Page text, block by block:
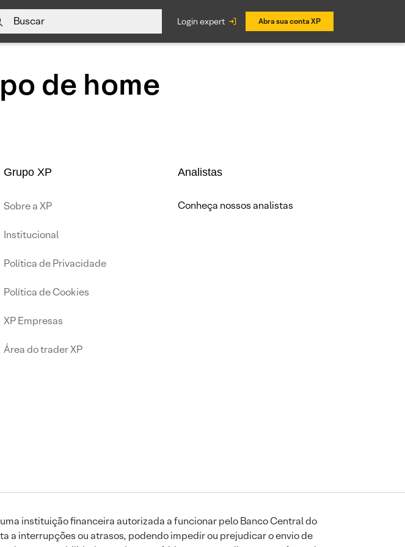
Buscar login expert Abra sua conta XP
de home
Grupo XP
Sobre a XP
Institucional
Política de Privacidade
Política de Cookies
XP Empresas
Área do trader XP
Analistas
Conheça nossos analistas
instituição financeira autorizada a funcionar pelo Banco Central do
a interrupções ou atrasos, podendo impedir ou prejudicar o envio de